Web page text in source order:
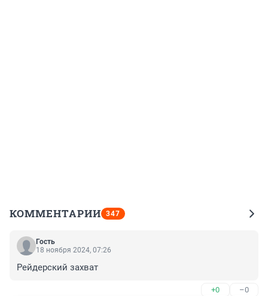
КОММЕНТАРИИ 347
Гость
18 ноября 2024, 07:26
Рейдерский захват
+0 –0